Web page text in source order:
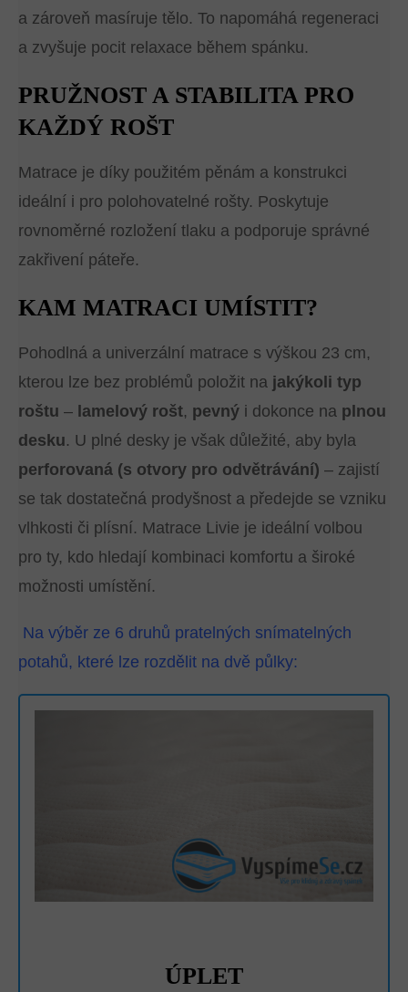
a zároveň masíruje tělo. To napomáhá regeneraci
a zvyšuje pocit relaxace během spánku.
PRUŽNOST A STABILITA PRO
KAŽDÝ ROŠT
Matrace je díky použitém pěnám a konstrukci
ideální i pro polohovatelné rošty. Poskytuje
rovnoměrné rozložení tlaku a podporuje správné
zakřivení páteře.
KAM MATRACI UMÍSTIT?
Pohodlná a univerzální matrace s výškou 23 cm,
kterou lze bez problémů položit na jakýkoli typ
roštu – lamelový rošt, pevný i dokonce na plnou
desku. U plné desky je však důležité, aby byla
perforovaná (s otvory pro odvětrávání) – zajistí
se tak dostatečná prodyšnost a předejde se vzniku
vlhkosti či plísní. Matrace Livie je ideální volbou
pro ty, kdo hledají kombinaci komfortu a široké
možnosti umístění.
Na výběr ze 6 druhů pratelných snímatelných
potahů, které lze rozdělit na dvě půlky:
ÚPLET